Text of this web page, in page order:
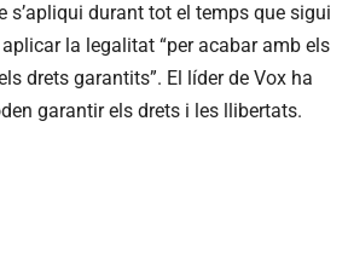
s’apliqui durant tot el temps que sigui
la legalitat “per acabar amb els
drets garantits”. El líder de Vox ha
garantir els drets i les llibertats.